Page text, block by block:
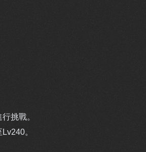
挑戰。
。